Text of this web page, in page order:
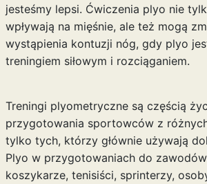
jesteśmy lepsi. Ćwiczenia plyo nie
wpływają na mięśnie, ale też mogą
wystąpienia kontuzji nóg, gdy plyo
treningiem siłowym i rozciąganiem.
Treningi plyometryczne są częścią
przygotowania sportowców z
tylko tych, którzy głównie używają
Plyo w przygotowaniach do
koszykarze, tenisiści, sprinterzy,